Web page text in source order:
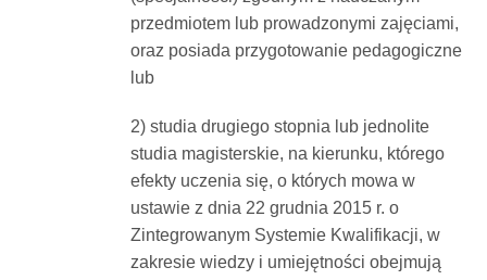
przedmiotem lub prowadzonymi zajęciami,
oraz posiada przygotowanie pedagogiczne
lub
2) studia drugiego stopnia lub jednolite
studia magisterskie, na kierunku, którego
efekty uczenia się, o których mowa w
ustawie z dnia 22 grudnia 2015 r. o
Zintegrowanym Systemie Kwalifikacji, w
zakresie wiedzy i umiejętności obejmują